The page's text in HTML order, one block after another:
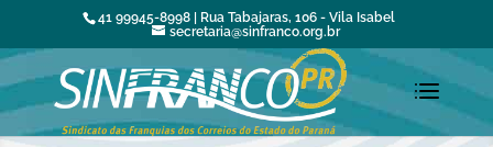
41 99945-8998 | Rua Tabajaras, 106 - Vila Isabel
secretaria@sinfranco.org.br